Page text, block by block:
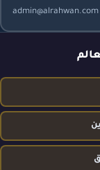
admin@alrahwan.com